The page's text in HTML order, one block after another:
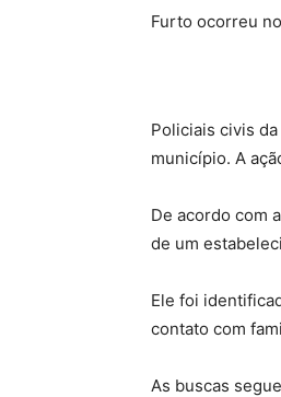
Furto ocorreu
Policiais civis
município. A
De acordo com
de um
Ele foi
contato com
As buscas